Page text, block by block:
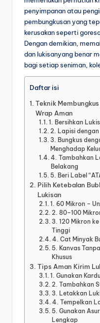
penyimpanan atau
pembungkusan yang
kerusakan seperti
Dengan demikian,
dan lukisanyang benar
bagi setiap seniman,
Daftar isi
Teknik
Wrap Aman
1. Bersihkan
2. Lapisi dengan
3. Bungkus
Menghadap
4. Tambahkan
Belakang
5. Beri Label
Pilih Ketebalan
Lukisan
1. 60 Mikron –
2. 80–100
3. 120 Mikron
Tinggi
4. Cat Minyak
5. Kanvas
Khusus
Tips Aman Kirim
1. Gunakan
2. Tambahkan
3. Letakkan
4. Tempelkan
5. Gunakan
Lengkap